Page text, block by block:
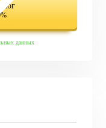
данных